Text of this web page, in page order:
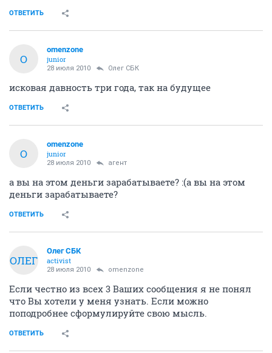
ОТВЕТИТЬ
O
omenzone
junior
28 июля 2010 Олег СБК
исковая давность три года, так на будущее
ОТВЕТИТЬ
O
omenzone
junior
28 июля 2010 агент
а вы на этом деньги зарабатываете? :(а вы на этом
деньги зарабатываете?
ОТВЕТИТЬ
ОЛЕГ
Олег СБК
activist
28 июля 2010 omenzone
Если честно из всех 3 Ваших сообщения я не понял
что Вы хотели у меня узнать. Если можно
поподробнее сформулируйте свою мысль.
ОТВЕТИТЬ